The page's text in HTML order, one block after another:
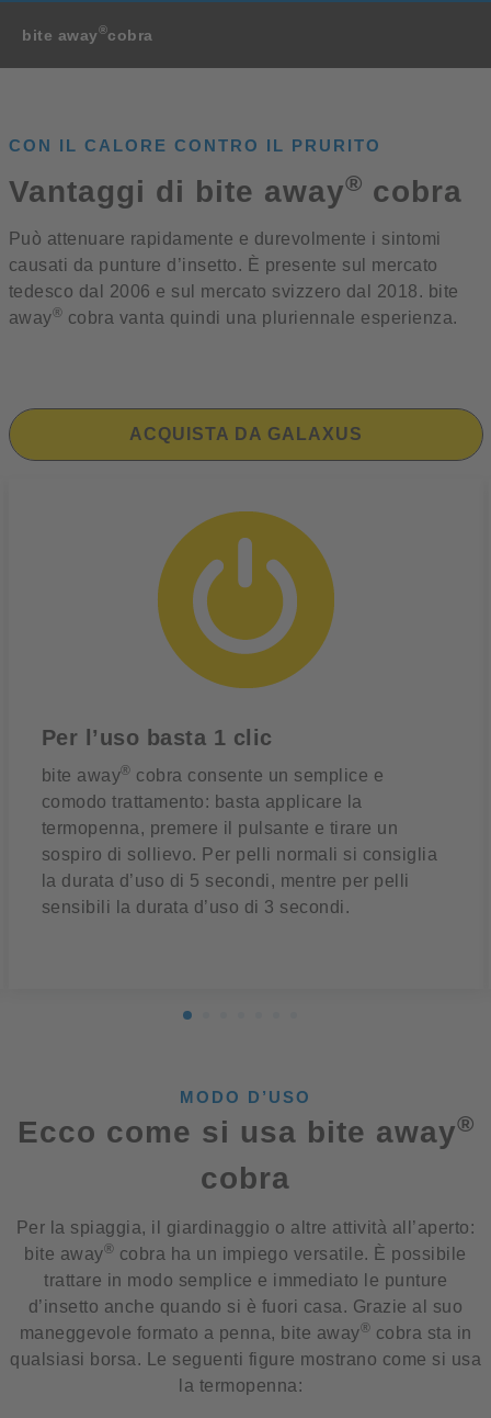
bite away®cobra
CON IL CALORE CONTRO IL PRURITO
Vantaggi di bite away® cobra
Può attenuare rapidamente e durevolmente i sintomi
causati da punture d’insetto. È presente sul mercato
tedesco dal 2006 e sul mercato svizzero dal 2018. bite
away® cobra vanta quindi una pluriennale esperienza.
ACQUISTA DA GALAXUS
Per l’uso basta 1 clic
bite away® cobra consente un semplice e
comodo trattamento: basta applicare la
termopenna, premere il pulsante e tirare un
sospiro di sollievo. Per pelli normali si consiglia
la durata d’uso di 5 secondi, mentre per pelli
sensibili la durata d’uso di 3 secondi.
MODO D’USO
Ecco come si usa bite away®
cobra
Per la spiaggia, il giardinaggio o altre attività all’aperto:
bite away® cobra ha un impiego versatile. È possibile
trattare in modo semplice e immediato le punture
d’insetto anche quando si è fuori casa. Grazie al suo
maneggevole formato a penna, bite away® cobra sta in
qualsiasi borsa. Le seguenti figure mostrano come si usa
la termopenna: